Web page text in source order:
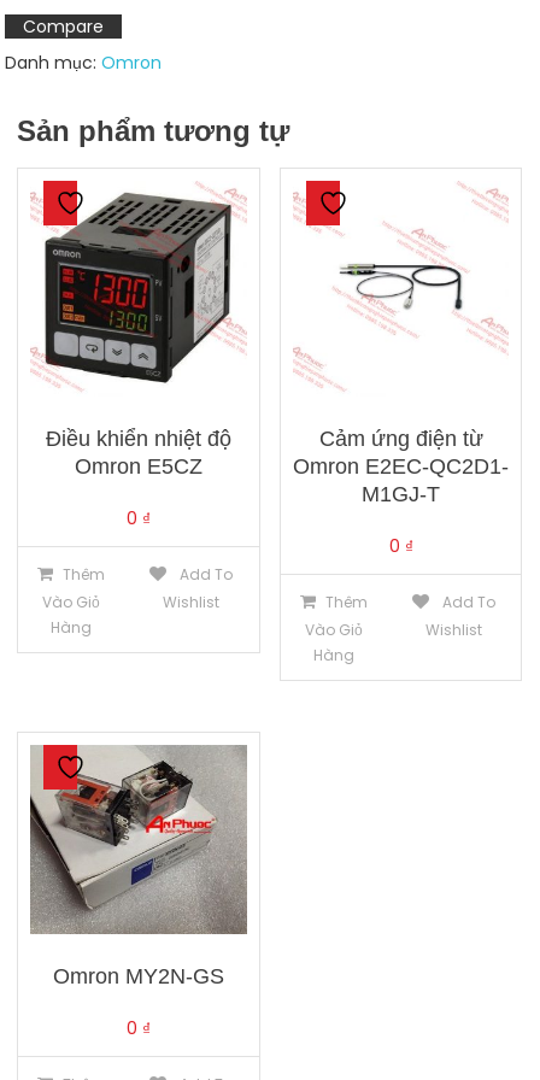
DFR
số
lượng
Compare
Danh mục:Omron
Sản phẩm tương tự
Điều khiển nhiệt độ
Omron E5CZ
0 ₫
Thêm
Vào Giỏ
Hàng
Add To
Wishlist
Cảm ứng điện từ
Omron E2EC-QC2D1-
M1GJ-T
0 ₫
Thêm
Vào Giỏ
Hàng
Add To
Wishlist
Omron MY2N-GS
0 ₫